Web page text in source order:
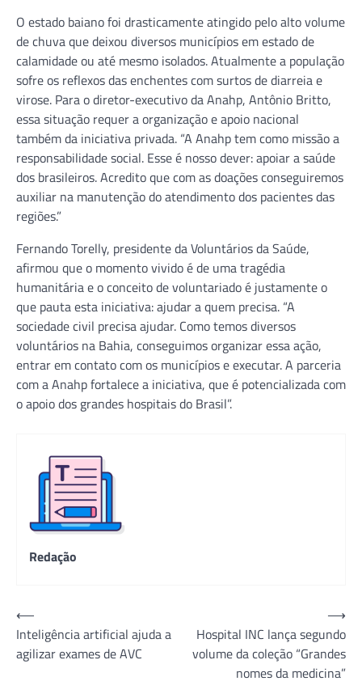
O estado baiano foi drasticamente atingido pelo alto volume
de chuva que deixou diversos municípios em estado de
calamidade ou até mesmo isolados. Atualmente a população
sofre os reflexos das enchentes com surtos de diarreia e
virose. Para o diretor-executivo da Anahp, Antônio Britto,
essa situação requer a organização e apoio nacional
também da iniciativa privada. “A Anahp tem como missão a
responsabilidade social. Esse é nosso dever: apoiar a saúde
dos brasileiros. Acredito que com as doações conseguiremos
auxiliar na manutenção do atendimento dos pacientes das
regiões.”
Fernando Torelly, presidente da Voluntários da Saúde,
afirmou que o momento vivido é de uma tragédia
humanitária e o conceito de voluntariado é justamente o
que pauta esta iniciativa: ajudar a quem precisa. “A
sociedade civil precisa ajudar. Como temos diversos
voluntários na Bahia, conseguimos organizar essa ação,
entrar em contato com os municípios e executar. A parceria
com a Anahp fortalece a iniciativa, que é potencializada com
o apoio dos grandes hospitais do Brasil”.
Redação
Navegação
de
Post
⟵
Inteligência artificial ajuda a
agilizar exames de AVC
Hospital INC lança segundo
volume da coleção “Grandes
nomes da medicina”
⟶